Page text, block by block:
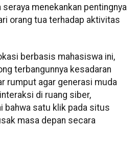
menekankan pentingnya
orang tua terhadap aktivitas
berbasis mahasiswa ini,
terbangunnya kesadaran
rumput agar generasi muda
di ruang siber,
bahwa satu klik pada situs
masa depan secara